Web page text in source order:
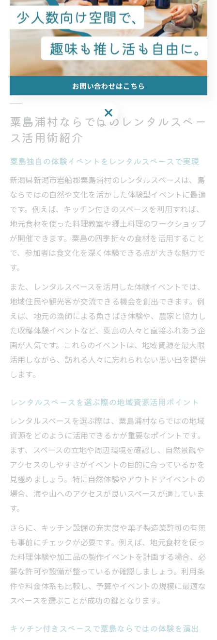
注意点として、地域の伝統やルールを尊重し、地元住民
と協力しながらイベントを進めることが大切です。成功
事例としては、「伝統工芸体験で地元の方と交流でき、
粟島の文化を身近に感じられた」という声が多く寄せら
れています。
粟島浦村ならではのレンタルスペー
ス活用術紹介
粟島独自の体験イベントをレンタルスペースで実現
新潟県新潟市岩船郡粟島浦村のレンタルスペースは、島
ならではの自然や文化を活かした体験型イベントに最適
です。例えば、キッチン付きのスペースを利用すれば、
地元食材を使った料理教室や郷土料理のワークショップ
が開催できます。粟島の四季折々の食材を活用すること
で、参加者は食文化を深く体験できる点が大きな魅力で
す。
また、レンタルスペースを活用した体験イベントでは、
地域住民や観光客が交流できる機会を創出できます。例
えば、地元の漁師による魚さばき体験や、農家と協力し
た収穫体験イベントなど、粟島の人々と直接ふれあう企
画が人気です。これらのイベントは、地域資源を最大限
活用しながら、訪れる人々に忘れられない思い出を提供
します。
レンタルスペースを選ぶ際の地域資源活用ポイント
レンタルスペースを選ぶ際は、粟島浦村ならではの地域
資源をどのように活用できるかが重要なポイントです。
まず、スペースの立地や周辺環境を確認し、自然景観や
アクセスのしやすさがイベントの目的に合っているかを
見極めましょう。特に自然体験やアウトドアイベントの
場合、海や山へのアクセスが良いスペースが適していま
す。
さらに、キッチン設備の充実度や菓子製造業許可の有無
も事前にチェックが必要です。例えば、地元食材を使っ
た料理体験や加工品の製作イベントを計画する場合、必
要な許可や設備が整っているか確認しましょう。利用条
件や料金体系も比較し、予算やイベントの規模に最適な
スペースを選ぶことが成功の鍵となります。
キッチン付きスペースで粟島ならではの体験を演出
お問い合わせはこちら
お問い合わせはこちら